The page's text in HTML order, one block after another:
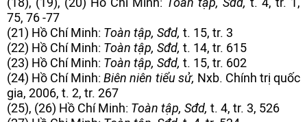
75, 76 -77
(21) Hồ Chí Minh: Toàn tập, Sđd, t. 15, tr. 3
(22) Hồ Chí Minh: Toàn tập, Sđd, t. 14, tr. 615
(23) Hồ Chí Minh: Toàn tập, Sđd, t. 15, tr. 602
(24) Hồ Chí Minh:Biên niên tiểu sử, Nxb. Chính trị quốc
gia, 2006, t. 2, tr. 267
(25), (26) Hồ Chí Minh: Toàn tập, Sđd, t. 4, tr. 3, 526